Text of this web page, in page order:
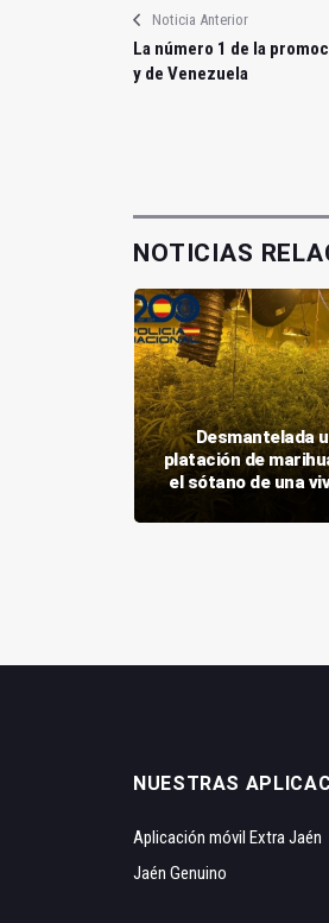
Noticia Anterior
La número 1 de la
y de Venezuela
NOTICIAS
Desmantelada
platación de
el sótano de una
NUESTRAS
Aplicación móvil Extra Jaén
Jaén Genuino